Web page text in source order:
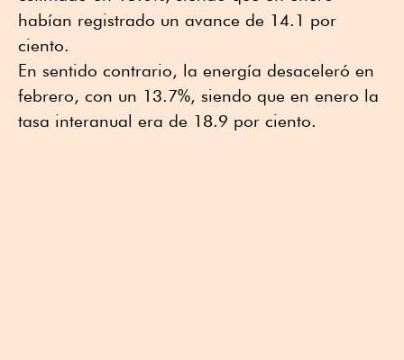
habían registrado un avance de 14.1 por
ciento.
En sentido contrario, la energía desaceleró en
febrero, con un 13.7%, siendo que en enero la
tasa interanual era de 18.9 por ciento.